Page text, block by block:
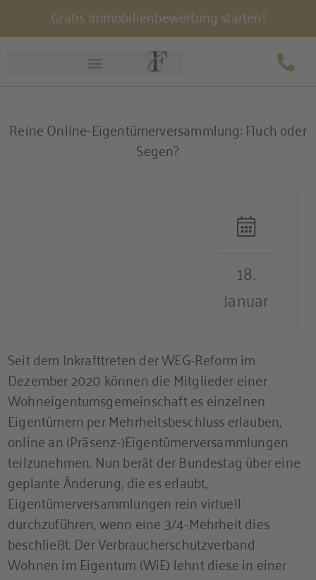
Gratis Immobilienbewertung starten!
Reine Online-Eigentümerversammlung: Fluch oder
Segen?
18.
Januar
Seit dem Inkrafttreten der WEG-Reform im
Dezember 2020 können die Mitglieder einer
Wohneigentumsgemeinschaft es einzelnen
Eigentümern per Mehrheitsbeschluss erlauben,
online an (Präsenz-)Eigentümerversammlungen
teilzunehmen. Nun berät der Bundestag über eine
geplante Änderung, die es erlaubt,
Eigentümerversammlungen rein virtuell
durchzuführen, wenn eine 3/4-Mehrheit dies
beschließt. Der Verbraucherschutzverband
Wohnen im Eigentum (WiE) lehnt diese in einer